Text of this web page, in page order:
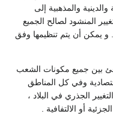
والمذهبية إلى
المنشود لصالح الجميع
و يمكن أن يتم تنظيمها وفق
بين جميع مكونات الشعب
وفي كل المناطق
الجذري في البلاد ،
أو الالتفافية .